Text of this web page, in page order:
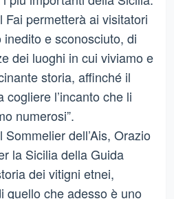
permetterà ai visitatori
e sconosciuto, di
dei luoghi in cui viviamo e
storia, affinché il
l’incanto che li
numerosi”.
dell’Ais, Orazio
la Sicilia della Guida
dei vitigni etnei,
quello che adesso è uno